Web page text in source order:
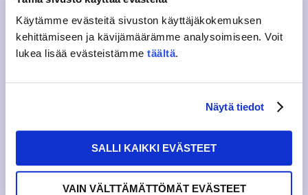
Käytämme evästeitä sivuston käyttäjäkokemuksen
kehittämiseen ja kävijämäärämme analysoimiseen. Voit
lukea lisää evästeistämme täältä.
Näytä tiedot
SALLI KAIKKI EVÄSTEET
VAIN VÄLTTÄMÄTTÖMÄT EVÄSTEET
an existing student card. Remember to continue your
membership in advance!
The up-to-date opening hours of our Rajakatu office can
campus, and please also make sure to maintain safe